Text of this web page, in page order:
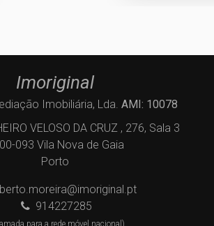
Imoriginal
Imobiliária, Lda. AMI: 10078
VELOSO DA CRUZ , 276, Sala 3
093 Vila Nova de Gaia
Porto
914227285
para a rede móvel nacional)